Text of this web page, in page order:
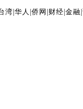
湾 |华人 |侨网 财经 |金融 |